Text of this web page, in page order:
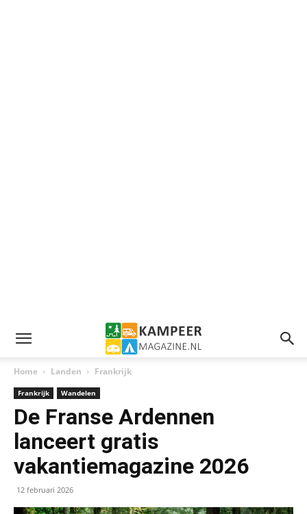
Home Landen Frankrijk
Frankrijk Wandelen
De Franse Ardennen
lanceert gratis
vakantiemagazine 2026
12 februari 2026